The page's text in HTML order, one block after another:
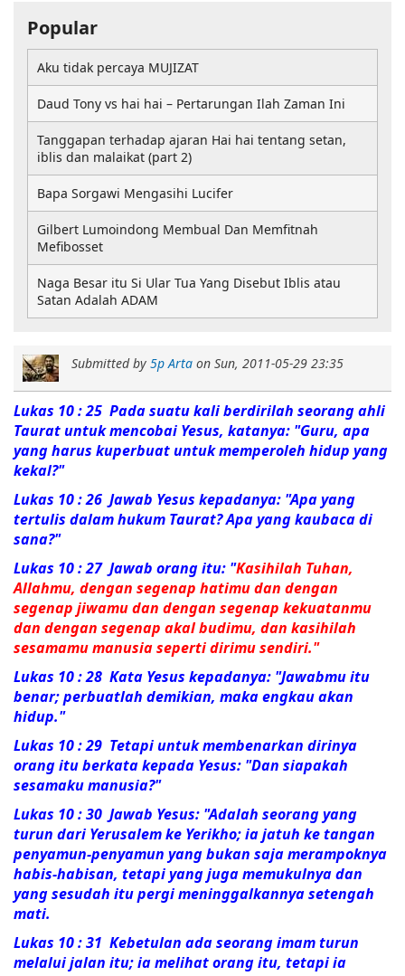
Submitted by 5p Arta on Sun, 2011-05-29 23:35
Lukas 10 : 25 Pada suatu kali berdirilah seorang ahli
Taurat untuk mencobai Yesus, katanya: "Guru, apa
yang harus kuperbuat untuk memperoleh hidup yang
kekal?"
Lukas 10 : 26 Jawab Yesus kepadanya: "Apa yang
tertulis dalam hukum Taurat? Apa yang kaubaca di
sana?"
Lukas 10 : 27 Jawab orang itu: "Kasihilah Tuhan,
Allahmu, dengan segenap hatimu dan dengan
segenap jiwamu dan dengan segenap kekuatanmu
dan dengan segenap akal budimu, dan kasihilah
sesamamu manusia seperti dirimu sendiri."
Lukas 10 : 28 Kata Yesus kepadanya: "Jawabmu itu
benar; perbuatlah demikian, maka engkau akan
hidup."
Lukas 10 : 29 Tetapi untuk membenarkan dirinya
orang itu berkata kepada Yesus: "Dan siapakah
sesamaku manusia?"
Lukas 10 : 30 Jawab Yesus: "Adalah seorang yang
turun dari Yerusalem ke Yerikho; ia jatuh ke tangan
penyamun-penyamun yang bukan saja merampoknya
habis-habisan, tetapi yang juga memukulnya dan
yang sesudah itu pergi meninggalkannya setengah
mati.
Lukas 10 : 31 Kebetulan ada seorang imam turun
melalui jalan itu; ia melihat orang itu, tetapi ia
Popular
Aku tidak percaya MUJIZAT
Daud Tony vs hai hai – Pertarungan Ilah Zaman Ini
Tanggapan terhadap ajaran Hai hai tentang setan,
iblis dan malaikat (part 2)
Bapa Sorgawi Mengasihi Lucifer
Gilbert Lumoindong Membual Dan Memfitnah
Mefibosset
Naga Besar itu Si Ular Tua Yang Disebut Iblis atau
Satan Adalah ADAM